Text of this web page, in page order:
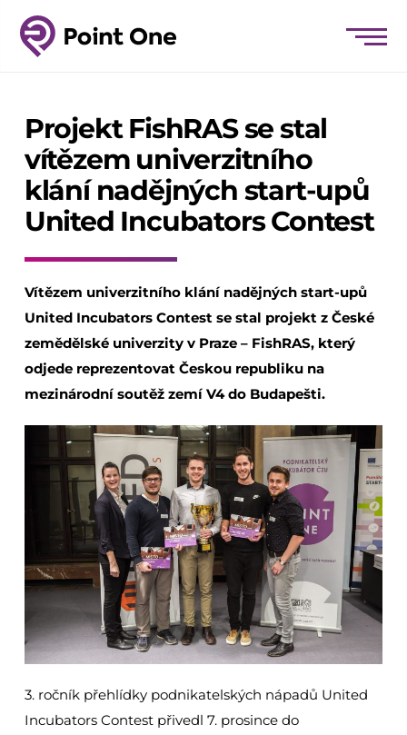
Projekt FishRAS se stal
vítězem univerzitního
klání nadějných start-upů
United Incubators Contest
Vítězem univerzitního klání nadějných start-upů
United Incubators Contest se stal projekt z České
zemědělské univerzity v Praze – FishRAS, který
odjede reprezentovat Českou republiku na
mezinárodní soutěž zemí V4 do Budapešti.
3. ročník přehlídky podnikatelských nápadů United
Incubators Contest přivedl 7. prosince do